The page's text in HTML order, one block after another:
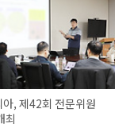
아, 제42회 전문위원
최